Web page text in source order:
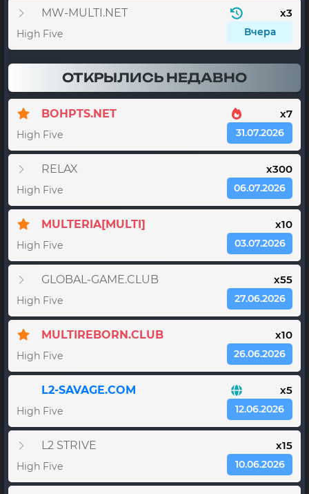
MW-MULTI.NET x3
High Five Вчера
ОТКРЫЛИСЬ НЕДАВНО
BOHPTS.NET x7
High Five 31.07.2026
RELAX x300
High Five 06.07.2026
MULTERIA[MULTI] x10
High Five 03.07.2026
GLOBAL-GAME.CLUB x55
High Five 27.06.2026
MULTIREBORN.CLUB x10
High Five 26.06.2026
L2-SAVAGE.COM x5
High Five 12.06.2026
L2 STRIVE x15
High Five 10.06.2026